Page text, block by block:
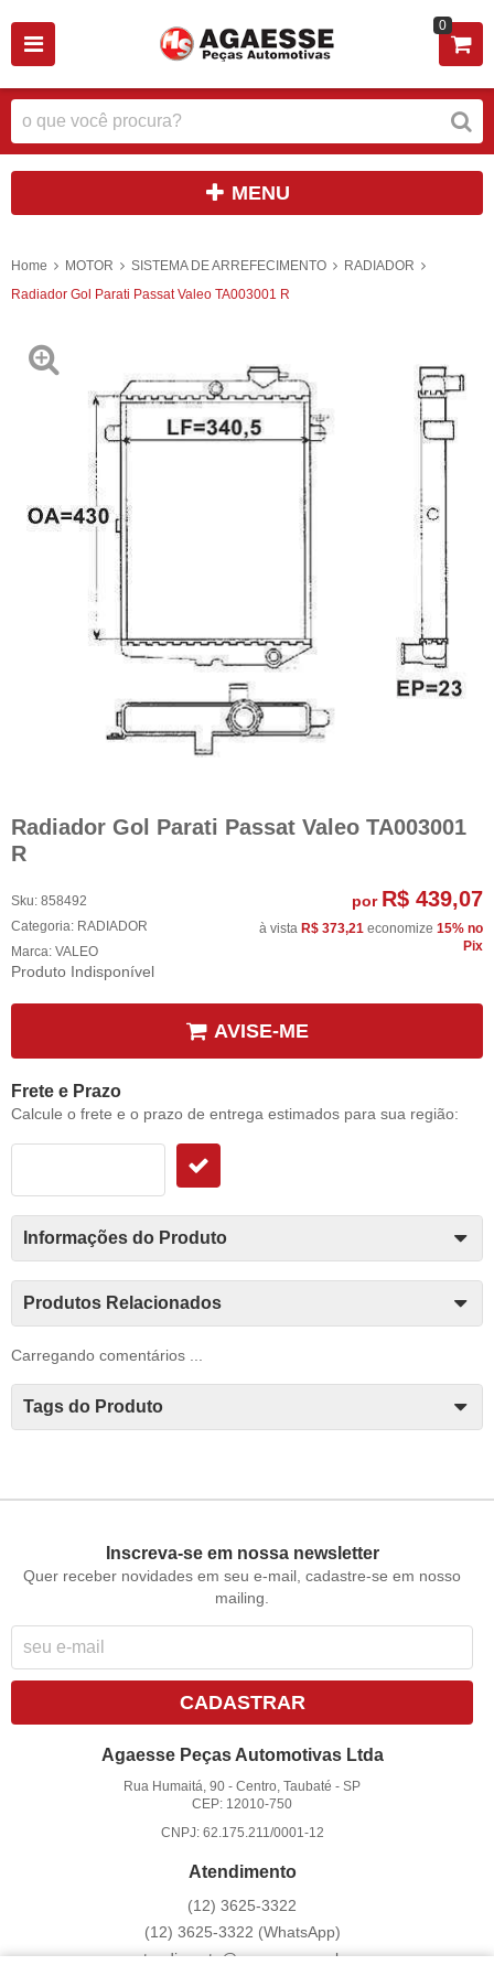
0
MENU
Home MOTOR SISTEMA DE ARREFECIMENTO
RADIADOR
Radiador Gol Parati Passat Valeo TA003001 R
Radiador Gol Parati Passat Valeo TA003001
R
Sku: 858492
Categoria: RADIADOR
Marca: VALEO
Produto Indisponível
por R$ 439,07
à vista R$ 373,21 economize 15% no
Pix
AVISE-ME
Frete e Prazo
Calcule o frete e o prazo de entrega estimados para sua região:
Informações do Produto
Produtos Relacionados
Carregando comentários ...
Tags do Produto
Inscreva-se em nossa newsletter
Quer receber novidades em seu e-mail, cadastre-se em nosso
mailing.
CADASTRAR
Agaesse Peças Automotivas Ltda
Rua Humaitá, 90 -Centro, Taubaté -SP
CEP: 12010-750
CNPJ: 62.175.211/0001-12
Atendimento
(12) 3625-3322
(12) 3625-3322 (WhatsApp)
atendimento@agaesse.com.br